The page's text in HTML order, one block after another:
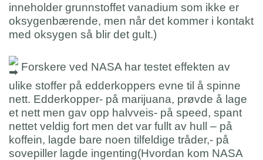
inneholder grunnstoffet vanadium som ikke er
oksygenbærende, men når det kommer i kontakt
med oksygen så blir det gult.)
Forskere ved NASA har testet effekten av
ulike stoffer på edderkoppers evne til å spinne
nett. Edderkopper- på marijuana, prøvde å lage
et nett men gav opp halvveis- på speed, spant
nettet veldig fort men det var fullt av hull – på
koffein, lagde bare noen tilfeldige tråder,- på
sovepiller lagde ingenting(Hvordan kom NASA